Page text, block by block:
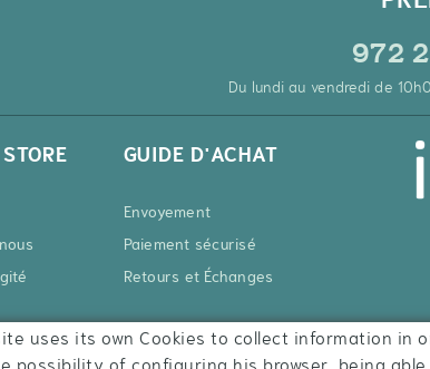
972
Du lundi au vendredi de
GUIDE D'ACHAT
Envoyement
Paiement sécurisé
Retours et Échanges
uses its own Cookies to collect information in